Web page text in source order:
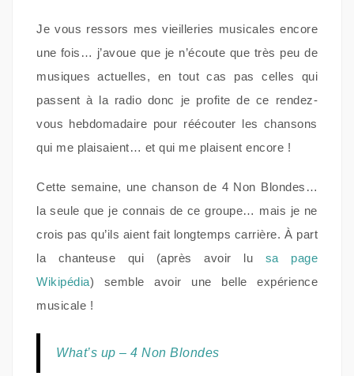
Je vous ressors mes vieilleries musicales encore
une fois… j’avoue que je n’écoute que très peu de
musiques actuelles, en tout cas pas celles qui
passent à la radio donc je profite de ce rendez-
vous hebdomadaire pour réécouter les chansons
qui me plaisaient… et qui me plaisent encore !
Cette semaine, une chanson de 4 Non Blondes…
la seule que je connais de ce groupe… mais je ne
crois pas qu’ils aient fait longtemps carrière. À part
la chanteuse qui (après avoir lu sa page
Wikipédia) semble avoir une belle expérience
musicale !
What’s up – 4 Non Blondes